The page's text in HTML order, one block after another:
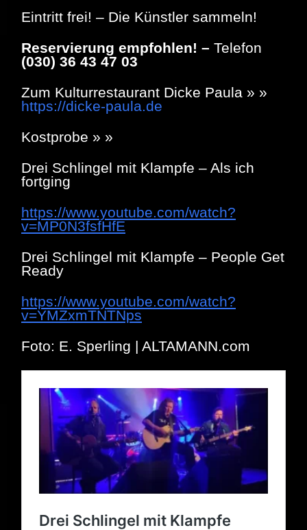
Eintritt frei! – Die Künstler sammeln!
Reservierung empfohlen! – Telefon
(030) 36 43 47 03
Zum Kulturrestaurant Dicke Paula » »
https://dicke-paula.de
Kostprobe » »
Drei Schlingel mit Klampfe – Als ich
fortging
https://www.youtube.com/watch?
v=MP0N3fsfHfE
Drei Schlingel mit Klampfe – People Get
Ready
https://www.youtube.com/watch?
v=YMZxmTNTNps
Foto: E. Sperling | ALTAMANN.com